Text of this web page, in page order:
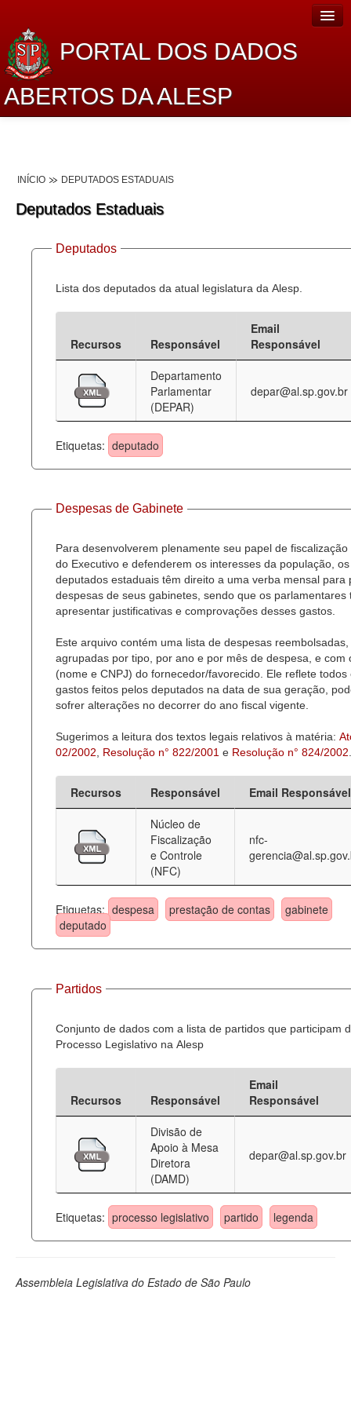
PORTAL DOS DADOS
ABERTOS DA ALESP
Lei de Acesso à Informação
Dados Governamentais Abertos
Planejamento
Catálogo de dados
Processo Legislativo
Deputados Estaduais
Administração
Legislação
Agenda
Perguntas frequentes
INÍCIO DEPUTADOS ESTADUAIS
Deputados Estaduais
Deputados
Lista dos deputados da atual legislatura da Alesp.
Recursos Responsável
Email
Responsável
Departamento
Parlamentar
(DEPAR)
depar@al.sp.gov.br
Etiquetas: deputado
Despesas de Gabinete
Para desenvolverem plenamente seu papel de fiscalização
do Executivo e defenderem os interesses da população, os
deputados estaduais têm direito a uma verba mensal para
despesas de seus gabinetes, sendo que os parlamentares
apresentar justificativas e comprovações desses gastos.
Este arquivo contém uma lista de despesas reembolsadas,
agrupadas por tipo, por ano e por mês de despesa, e com
(nome e CNPJ) do fornecedor/favorecido. Ele reflete todos
gastos feitos pelos deputados na data de sua geração,
sofrer alterações no decorrer do ano fiscal vigente.
Sugerimos a leitura dos textos legais relativos à matéria:
02/2002
Resolução n° 822/2001 e Resolução n° 824/2002
Recursos Responsável
Email Responsável
Núcleo de
Fiscalização
e Controle
(NFC)
nfc-
Etiquetas: despesa prestação de contas
gabinete
deputado
Partidos
Conjunto de dados com a lista de partidos que participam
Processo Legislativo na Alesp
Recursos Responsável
Email
Responsável
Divisão de
Apoio à Mesa
Diretora
(DAMD)
depar@al.sp.gov.br
Etiquetas: processo legislativo partido legenda
Assembleia Legislativa do Estado de São Paulo